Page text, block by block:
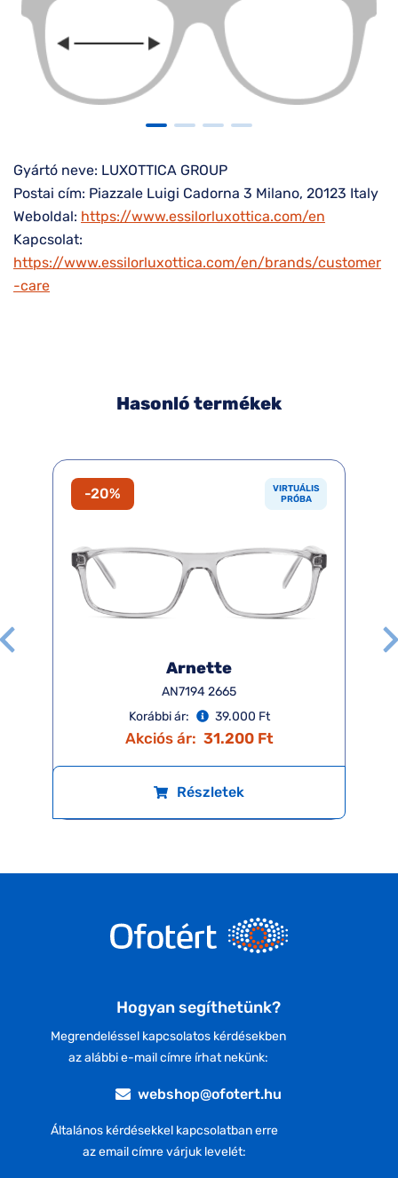
Gyártó neve: LUXOTTICA GROUP
Postai cím: Piazzale Luigi Cadorna 3 Milano, 20123 Italy
Weboldal: https://www.essilorluxottica.com/en
Kapcsolat:
https://www.essilorluxottica.com/en/brands/customer
-care
Hasonló termékek
-20%
VIRTUÁLIS
PRÓBA
Arnette
AN7194 2665
Korábbi ár:
39.000 Ft
Akciós ár: 31.200 Ft
Részletek
Hogyan segíthetünk?
Megrendeléssel kapcsolatos kérdésekben
az alábbi e-mail címre írhat nekünk:
webshop@ofotert.hu
Általános kérdésekkel kapcsolatban erre
az email címre várjuk levelét: